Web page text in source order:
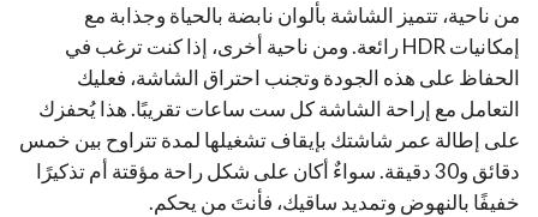
من ناحية، تتميز الشاشة بألوان نابضة بالحياة وجذابة مع
إمكانيات HDR رائعة. ومن ناحية أخرى، إذا كنت ترغب في
الحفاظ على هذه الجودة وتجنب احتراق الشاشة، فعليك
التعامل مع إراحة الشاشة كل ست ساعات تقريبًا. هذا يُحفزك
على إطالة عمر شاشتك بإيقاف تشغيلها لمدة تتراوح بين خمس
دقائق و30 دقيقة. سواءٌ أكان على شكل راحة مؤقتة أم تذكيرًا
خفيفًا بالنهوض وتمديد ساقيك، فأنتَ من يحكم.